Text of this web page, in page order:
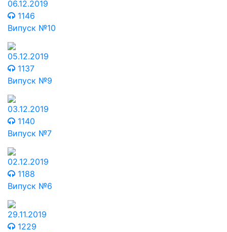
06.12.2019
1146
Випуск №10
05.12.2019
1137
Випуск №9
03.12.2019
1140
Випуск №7
02.12.2019
1188
Випуск №6
29.11.2019
1229